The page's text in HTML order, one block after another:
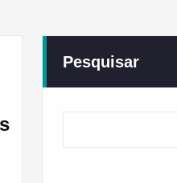
Pesquisar